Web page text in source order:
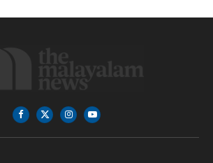
Facebook
X
(Twitter)
InstagramYouTube